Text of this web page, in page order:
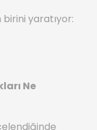
yaratıyor:
Ne